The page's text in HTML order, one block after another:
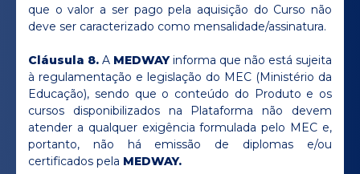
que o valor a ser pago pela aquisição do Curso não
deve ser caracterizado como mensalidade/assinatura.
Cláusula 8. A MEDWAYinforma que não está sujeita
à regulamentação e legislação do MEC (Ministério da
Educação), sendo que o conteúdo do Produto e os
cursos disponibilizados na Plataforma não devem
atender a qualquer exigência formulada pelo MEC e,
portanto, não há emissão de diplomas e/ou
certificados pela MEDWAY.